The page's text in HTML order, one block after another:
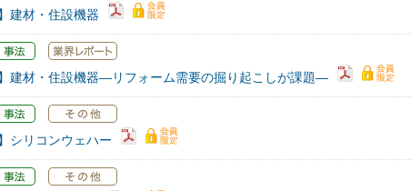
建材・住設機器
】建材・住設機器―リフォーム需要の掘り起こしが課題―
シリコンウェハー